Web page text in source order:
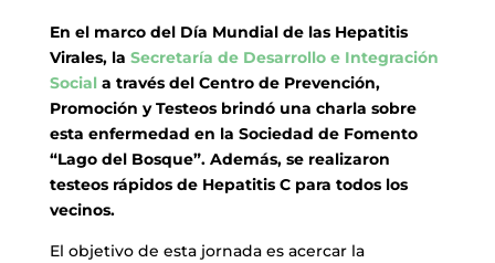
En el marco del Día Mundial de las Hepatitis
Virales, la Secretaría de Desarrollo e Integración
Social a través del Centro de Prevención,
Promoción y Testeos brindó una charla sobre
esta enfermedad en la Sociedad de Fomento
“Lago del Bosque”. Además, se realizaron
testeos rápidos de Hepatitis C para todos los
vecinos.
El objetivo de esta jornada es acercar la